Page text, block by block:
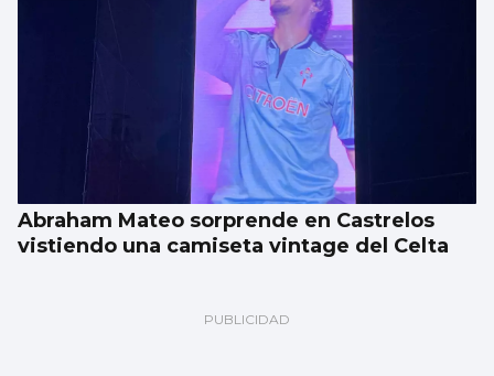
Abraham Mateo sorprende en Castrelos
vistiendo una camiseta vintage del Celta